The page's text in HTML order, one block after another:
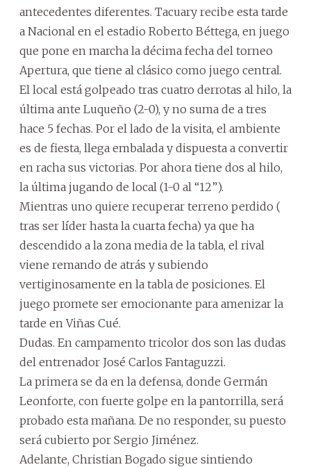
antecedentes diferentes. Tacuary recibe esta tarde
a Nacional en el estadio Roberto Béttega, en juego
que pone en marcha la décima fecha del torneo
Apertura, que tiene al clásico como juego central.
El local está golpeado tras cuatro derrotas al hilo, la
última ante Luqueño (2-0), y no suma de a tres
hace 5 fechas. Por el lado de la visita, el ambiente
es de fiesta, llega embalada y dispuesta a convertir
en racha sus victorias. Por ahora tiene dos al hilo,
la última jugando de local (1-0 al “12”).
Mientras uno quiere recuperar terreno perdido (
tras ser líder hasta la cuarta fecha) ya que ha
descendido a la zona media de la tabla, el rival
viene remando de atrás y subiendo
vertiginosamente en la tabla de posiciones. El
juego promete ser emocionante para amenizar la
tarde en Viñas Cué.
Dudas. En campamento tricolor dos son las dudas
del entrenador José Carlos Fantaguzzi.
La primera se da en la defensa, donde Germán
Leonforte, con fuerte golpe en la pantorrilla, será
probado esta mañana. De no responder, su puesto
será cubierto por Sergio Jiménez.
Adelante, Christian Bogado sigue sintiendo